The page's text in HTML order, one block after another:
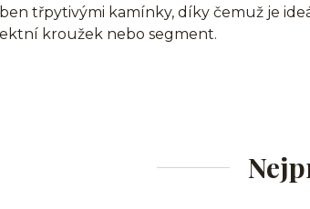
třpytivými kamínky, díky čemuž je
kroužek nebo segment.